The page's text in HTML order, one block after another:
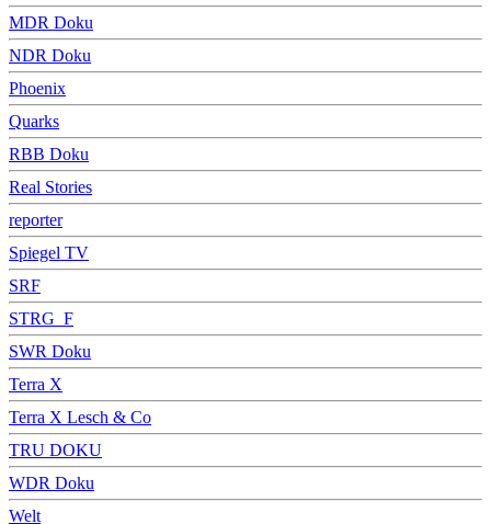
MDR Doku
NDR Doku
Phoenix
Quarks
RBB Doku
Real Stories
reporter
Spiegel TV
SRF
STRG_F
SWR Doku
Terra X
Terra X Lesch & Co
TRU DOKU
WDR Doku
Welt